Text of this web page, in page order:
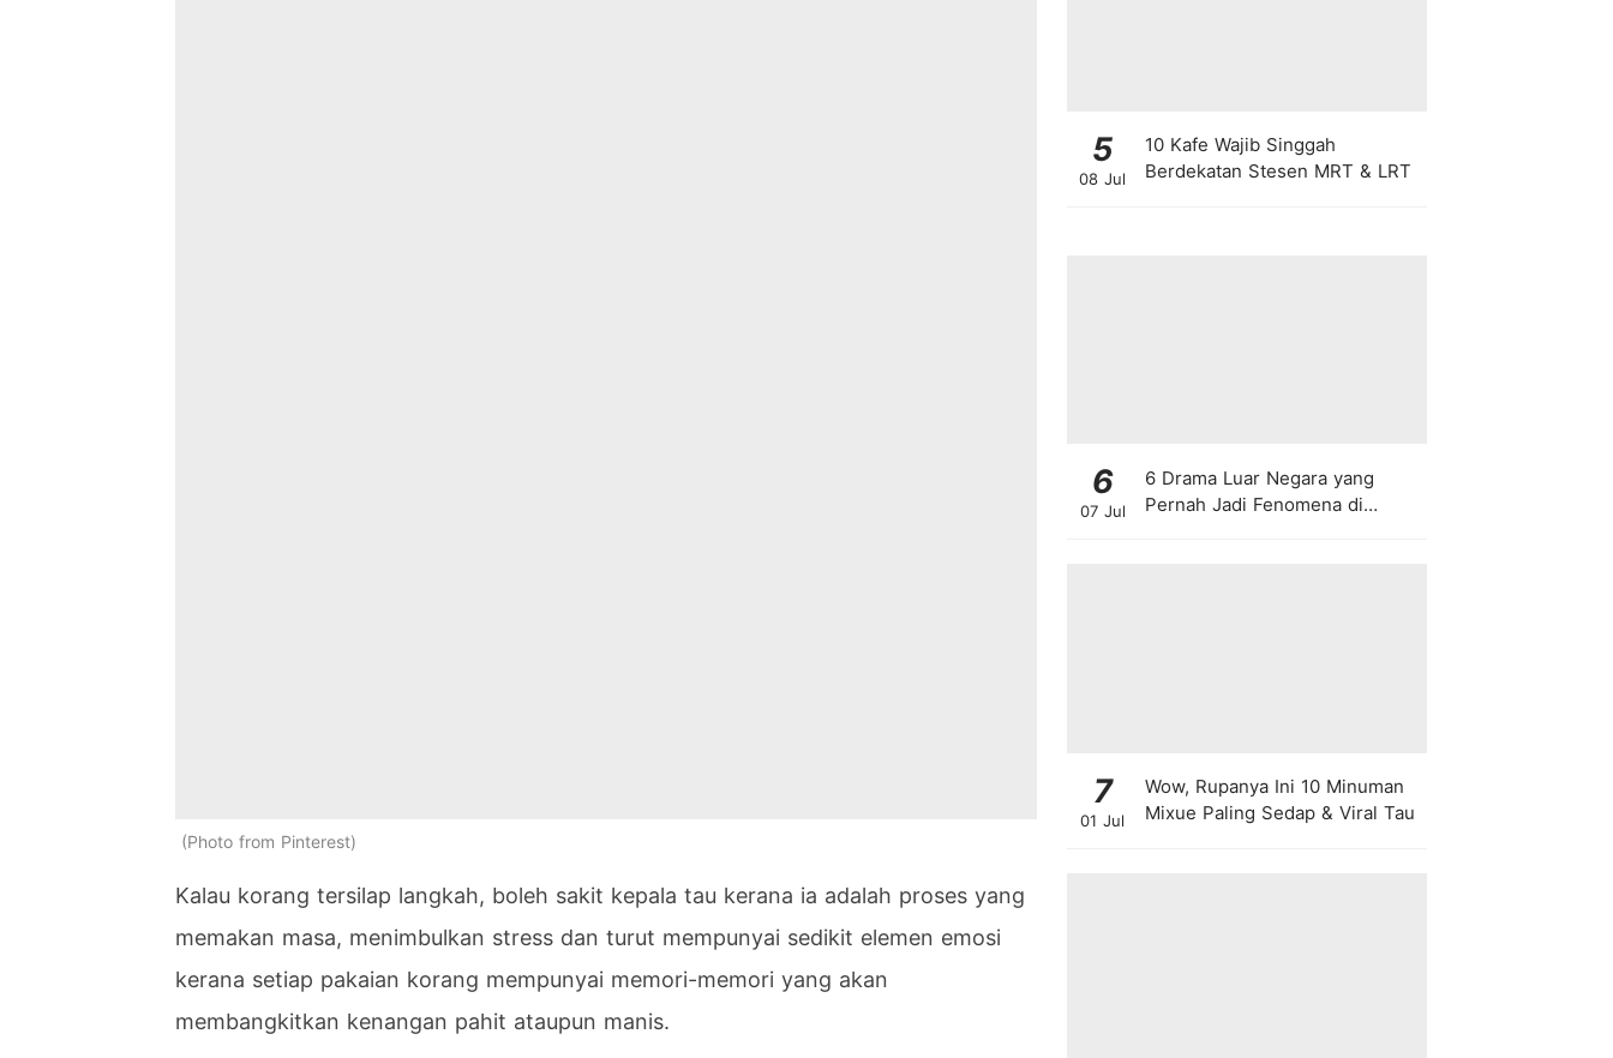
Photo from Pinterest
Kalau korang tersilap langkah, boleh sakit kepala tau kerana ia adalah proses yang
memakan masa, menimbulkan stress dan turut mempunyai sedikit elemen emosi
kerana setiap pakaian korang mempunyai memori-memori yang akan
membangkitkan kenangan pahit ataupun manis.
5
08 Jul
10 Kafe Wajib Singgah
Berdekatan Stesen MRT & LRT
6
07 Jul
6 Drama Luar Negara yang
Pernah Jadi Fenomena di
7
01 Jul
Wow, Rupanya Ini 10 Minuman
Mixue Paling Sedap & Viral Tau